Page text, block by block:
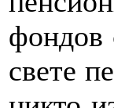
фондов
свете